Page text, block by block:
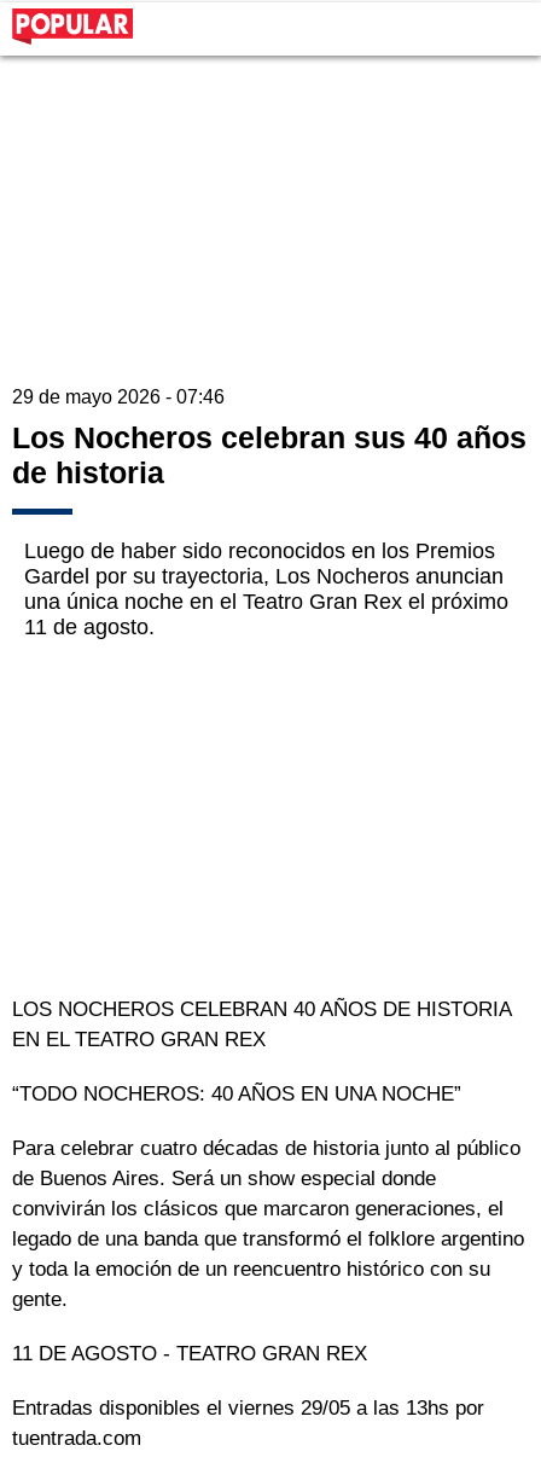
29 de mayo 2026 - 07:46
Los Nocheros celebran sus 40 años
de historia
Luego de haber sido reconocidos en los Premios
Gardel por su trayectoria, Los Nocheros anuncian
una única noche en el Teatro Gran Rex el próximo
11 de agosto.
LOS NOCHEROS CELEBRAN 40 AÑOS DE HISTORIA
EN EL TEATRO GRAN REX
“TODO NOCHEROS: 40 AÑOS EN UNA NOCHE”
Para celebrar cuatro décadas de historia junto al público
de Buenos Aires. Será un show especial donde
convivirán los clásicos que marcaron generaciones, el
legado de una banda que transformó el folklore argentino
y toda la emoción de un reencuentro histórico con su
gente.
11 DE AGOSTO - TEATRO GRAN REX
Entradas disponibles el viernes 29/05 a las 13hs por
tuentrada.com